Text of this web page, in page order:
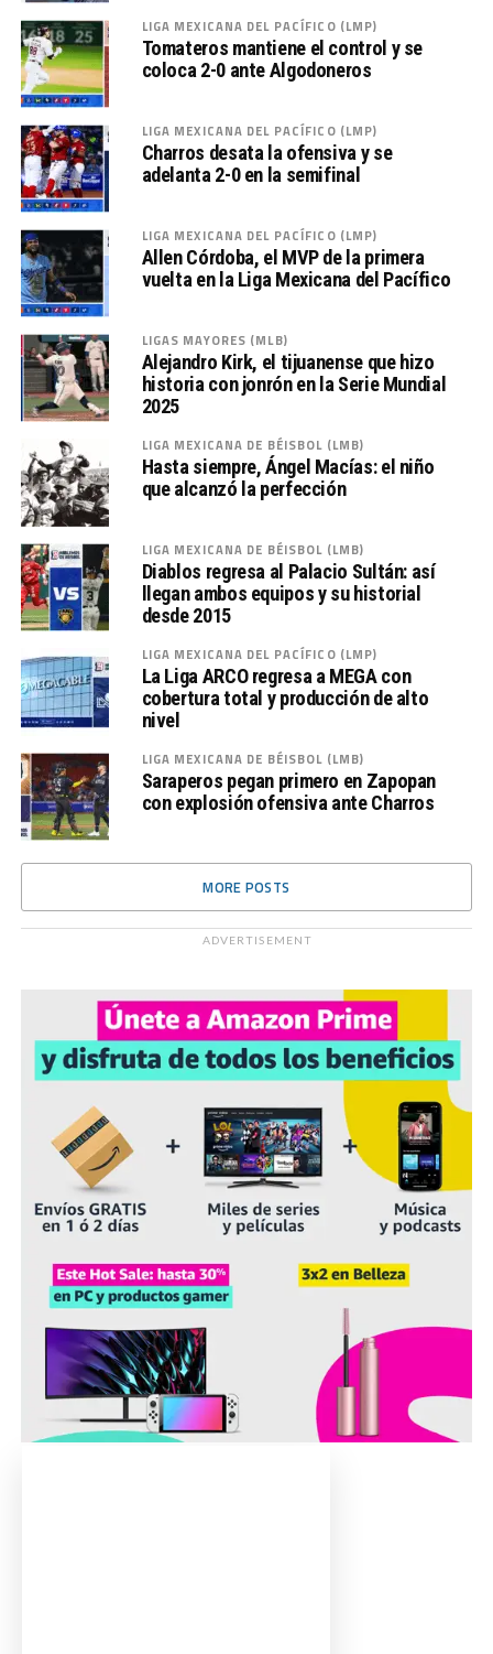
LIGA MEXICANA DEL PACÍFICO (LMP)
Tomateros mantiene el control y se
coloca 2-0 ante Algodoneros
LIGA MEXICANA DEL PACÍFICO (LMP)
Charros desata la ofensiva y se
adelanta 2-0 en la semifinal
LIGA MEXICANA DEL PACÍFICO (LMP)
Allen Córdoba, el MVP de la primera
vuelta en la Liga Mexicana del Pacífico
LIGAS MAYORES (MLB)
Alejandro Kirk, el tijuanense que hizo
historia con jonrón en la Serie Mundial
2025
LIGA MEXICANA DE BÉISBOL (LMB)
Hasta siempre, Ángel Macías: el niño
que alcanzó la perfección
LIGA MEXICANA DE BÉISBOL (LMB)
Diablos regresa al Palacio Sultán: así
llegan ambos equipos y su historial
desde 2015
LIGA MEXICANA DEL PACÍFICO (LMP)
La Liga ARCO regresa a MEGA con
cobertura total y producción de alto
nivel
LIGA MEXICANA DE BÉISBOL (LMB)
Saraperos pegan primero en Zapopan
con explosión ofensiva ante Charros
MORE POSTS
ADVERTISEMENT